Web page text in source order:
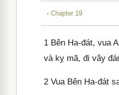
‹ Chapter 19
1 Bên Ha-đát, vua
và kỵ mã, đi vây
2 Vua Bên Ha-đát